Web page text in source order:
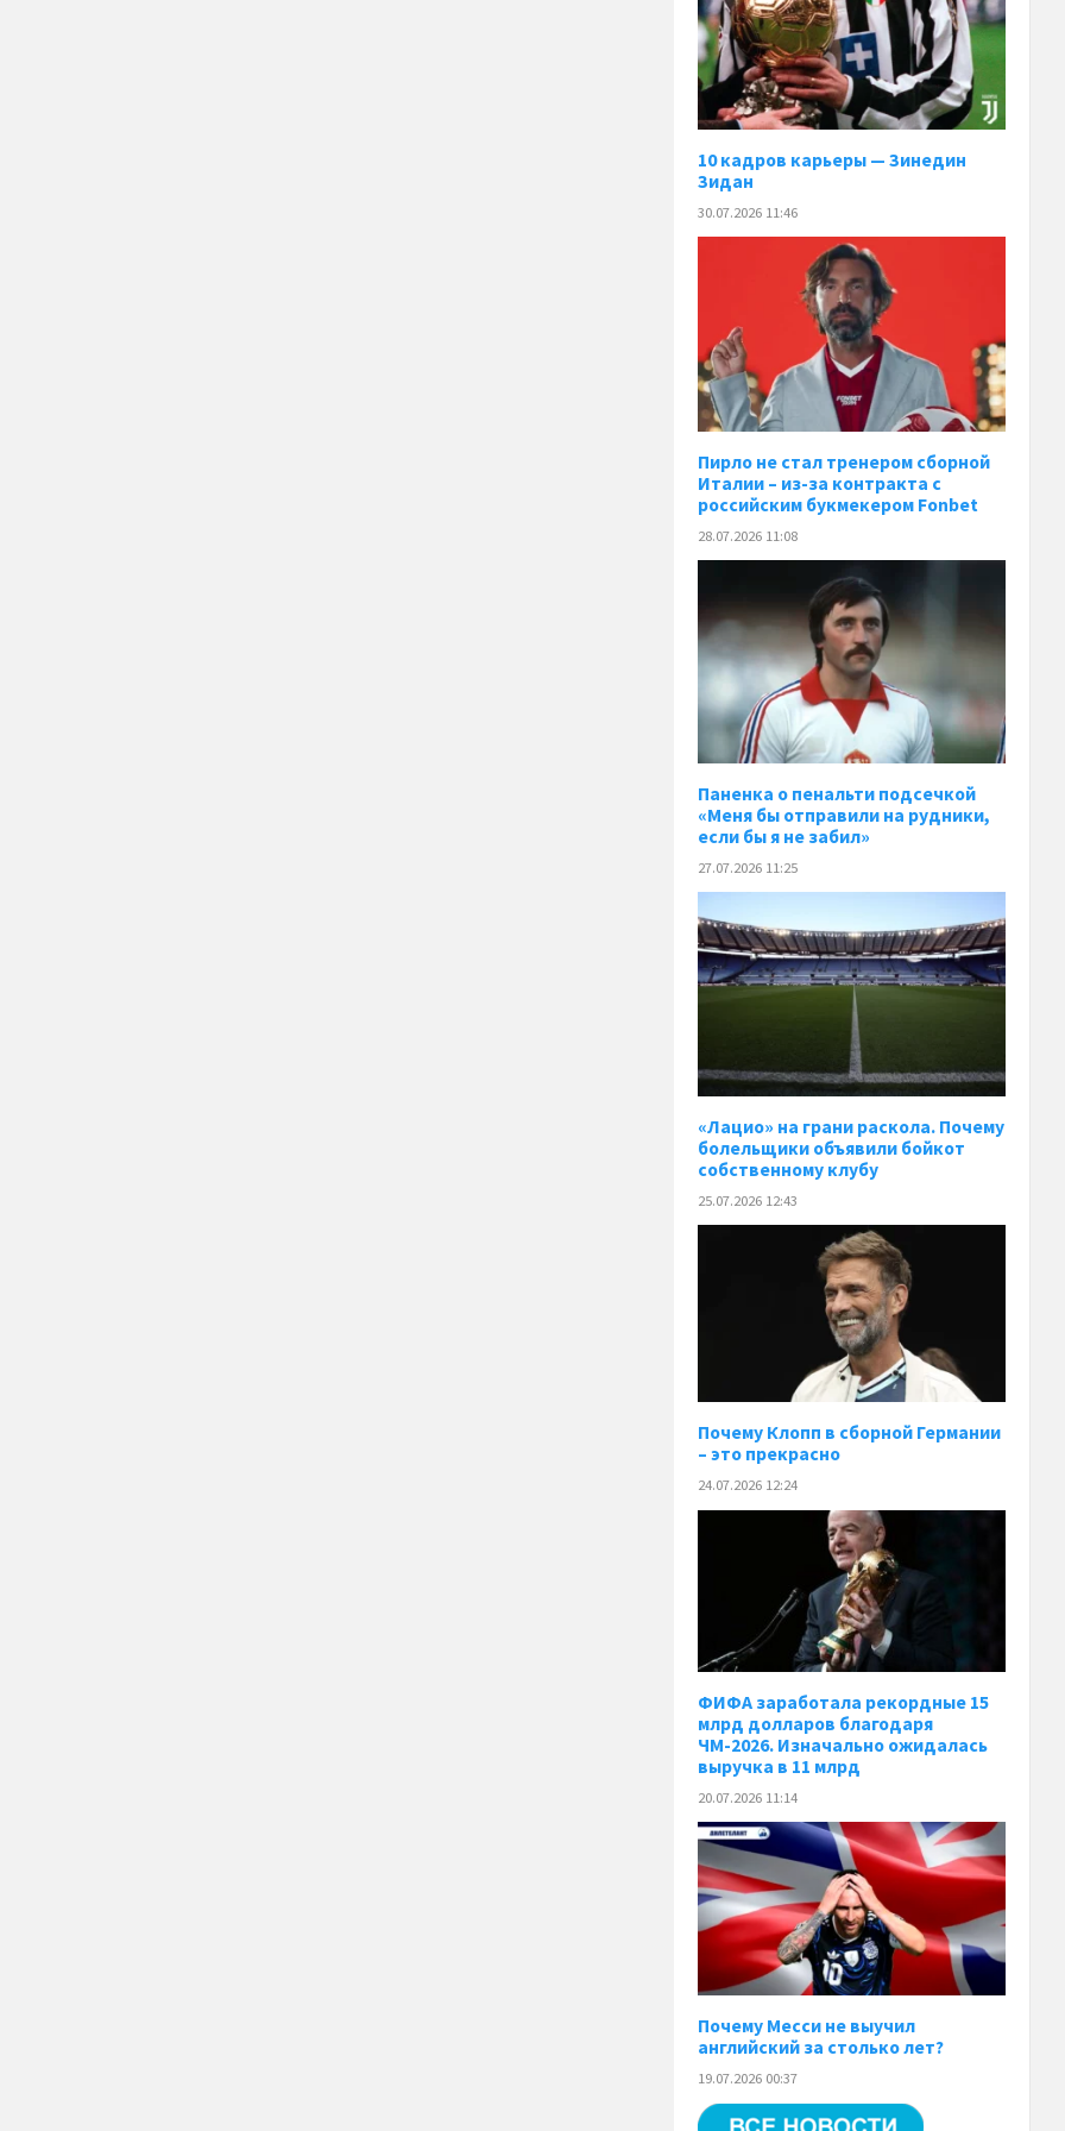
10 кадров карьеры — Зинедин
Зидан
30.07.2026 11:46
Пирло не стал тренером сборной
Италии – из-за контракта с
российским букмекером Fonbet
28.07.2026 11:08
Паненка o пенальти подсечкой
«Меня бы отправили на рудники,
если бы я не забил»
27.07.2026 11:25
«Лацио» на грани раскола. Почему
болельщики объявили бойкот
собственному клубу
25.07.2026 12:43
Почему Клопп в сборной Германии
– это прекрасно
24.07.2026 12:24
ФИФА заработала рекордные 15
млрд долларов благодаря
ЧМ-2026. Изначально ожидалась
выручка в 11 млрд
20.07.2026 11:14
Почему Месси не выучил
английский за столько лет?
19.07.2026 00:37